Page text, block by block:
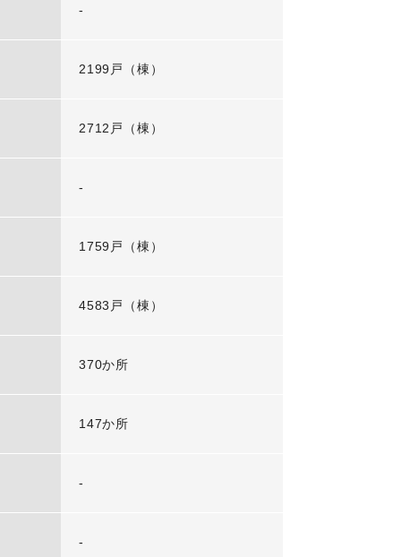
-
2199戸（棟）
2712戸（棟）
-
1759戸（棟）
4583戸（棟）
370か所
147か所
-
-